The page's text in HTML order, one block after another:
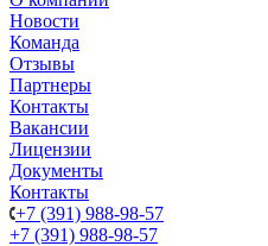
Новости
Команда
Отзывы
Партнеры
Контакты
Вакансии
Лицензии
Документы
Контакты
+7 (391) 988-98-57
+7 (391) 988-98-57